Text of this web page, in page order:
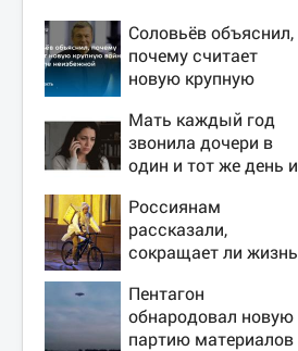
Соловьёв объяснил,
почему считает
новую крупную
неизбежной
Мать каждый год
звонила дочери в
один и тот же день и
раскрылась
слишком поздно:
история одной
Россиянам
рассказали,
сокращает ли жизнь
Пентагон
обнародовал новую
партию материалов